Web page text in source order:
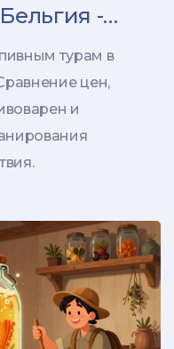
-
цен и
турам в
цен,
и